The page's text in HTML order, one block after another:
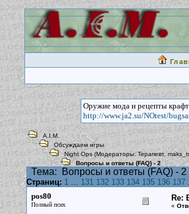
Оружие мода и рецепты
http://www.ja2.su/NOtest/
A.I.M.
Обсуждаем игры
Night Ops (Модераторы: Терапевт,
Вопросы и ответы (FAQ) - 2
Тема: Вопросы и ответы (FAQ) - 2
Страниц: 1... 131 132 133 134 135 136 137
pos80
Полный псих
Re:
«